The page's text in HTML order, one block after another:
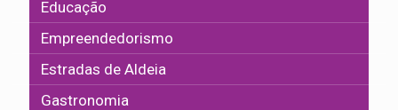
Educação
Empreendedorismo
Estradas de Aldeia
Gastronomia